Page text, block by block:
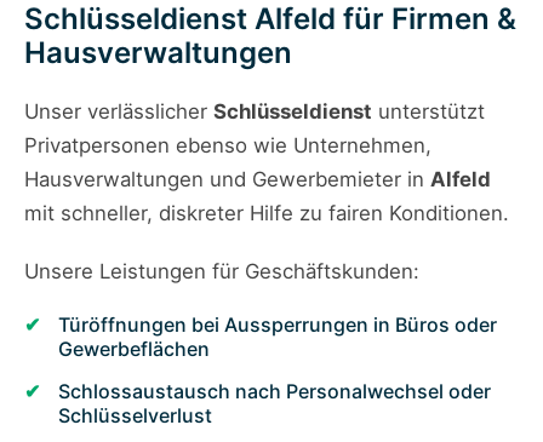
Schlüsseldienst Alfeld für Firmen &
Hausverwaltungen
Unser verlässlicher Schlüsseldienst unterstützt
Privatpersonen ebenso wie Unternehmen,
Hausverwaltungen und Gewerbemieter in Alfeld
mit schneller, diskreter Hilfe zu fairen Konditionen.
Unsere Leistungen für Geschäftskunden:
Türöffnungen bei Aussperrungen in Büros oder
Gewerbeflächen
Schlossaustausch nach Personalwechsel oder
Schlüsselverlust